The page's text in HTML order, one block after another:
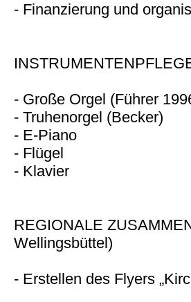
- Finanzierung und
- Große Orgel (Führer
- Truhenorgel (Becker)
- E-Piano
- Flügel
- Klavier
REGIONALE
Wellingsbüttel)
- Erstellen des Flyers